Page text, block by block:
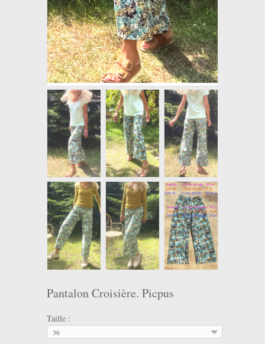
Pantalon Croisière. Picpus
Taille :
36